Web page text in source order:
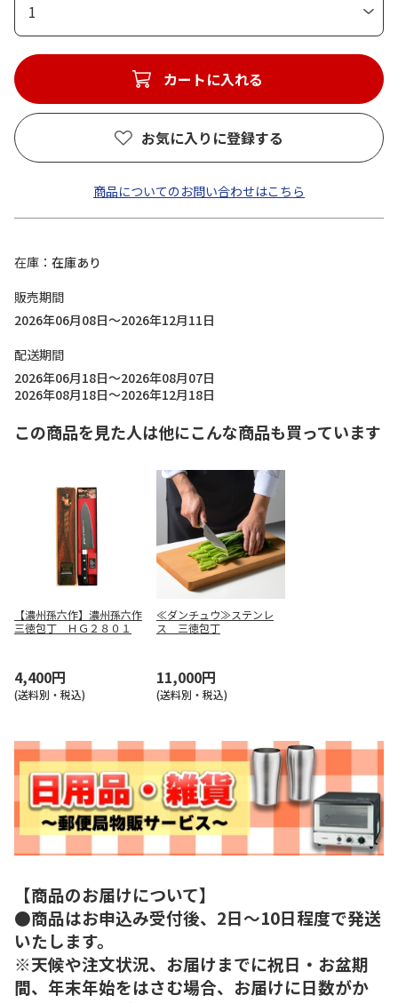
1
カートに入れる
お気に入りに登録する
商品についてのお問い合わせはこちら
在庫
在庫あり
販売期間
2026年06月08日～2026年12月11日
配送期間
2026年06月18日～2026年08月07日
2026年08月18日～2026年12月18日
この商品を見た人は他にこんな商品も買っています
【濃州孫六作】濃州孫六作
三徳包丁 ＨＧ２８０１
4,400円
(送料別・税込)
≪ダンチュウ≫ステンレ
ス 三徳包丁
11,000円
(送料別・税込)
【商品のお届けについて】
●商品はお申込み受付後、2日～10日程度で発送
いたします。
※天候や注文状況、お届けまでに祝日・お盆期
間、年末年始をはさむ場合、お届けに日数がか